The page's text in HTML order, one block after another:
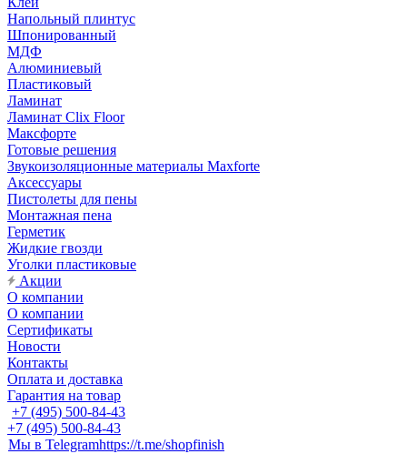
Напольный плинтус
Шпонированный
МДФ
Алюминиевый
Пластиковый
Ламинат
Ламинат Clix Floor
Максфорте
Готовые решения
Звукоизоляционные материалы Maxforte
Аксессуары
Пистолеты для пены
Монтажная пена
Герметик
Жидкие гвозди
Уголки пластиковые
Акции
О компании
О компании
Сертификаты
Новости
Контакты
Оплата и доставка
Гарантия на товар
+7 (495) 500-84-43
+7 (495) 500-84-43
Мы в Telegramhttps://t.me/shopfinish